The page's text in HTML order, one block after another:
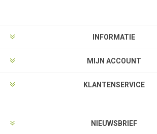
INFORMATIE
MIJN ACCOUNT
KLANTENSERVICE
NIEUWSBRIEF